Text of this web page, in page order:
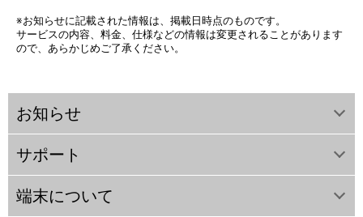
※お知らせに記載された情報は、掲載日時点のものです。
サービスの内容、料金、仕様などの情報は変更されることがあります
ので、あらかじめご了承ください。
お知らせ
サポート
端末について